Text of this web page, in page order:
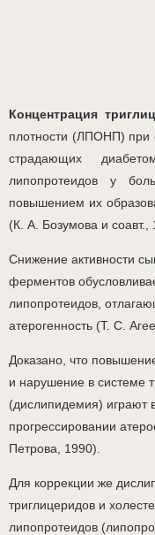
Концентрация
плотности (ЛПОНП) при
страдающих
липопротеидов у
повышением их
(К. А. Бозумова и соавт.,
Снижение активности
ферментов
липопротеидов,
атерогенность (Т. С.
Доказано, что
и нарушение в системе
(дислипидемия) играют
прогрессировании
Петрова, 1990).
Для коррекции же
триглицеридов и
липопротеидов